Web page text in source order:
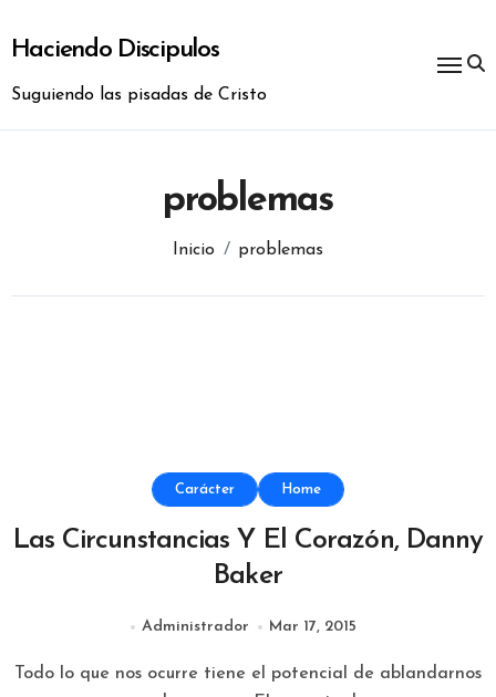
contenido
Haciendo Discipulos
Suguiendo las pisadas de Cristo
problemas
Inicio problemas
Carácter Home
Las Circunstancias Y El Corazón, Danny
Baker
Administrador Mar 17, 2015
Todo lo que nos ocurre tiene el potencial de ablandarnos